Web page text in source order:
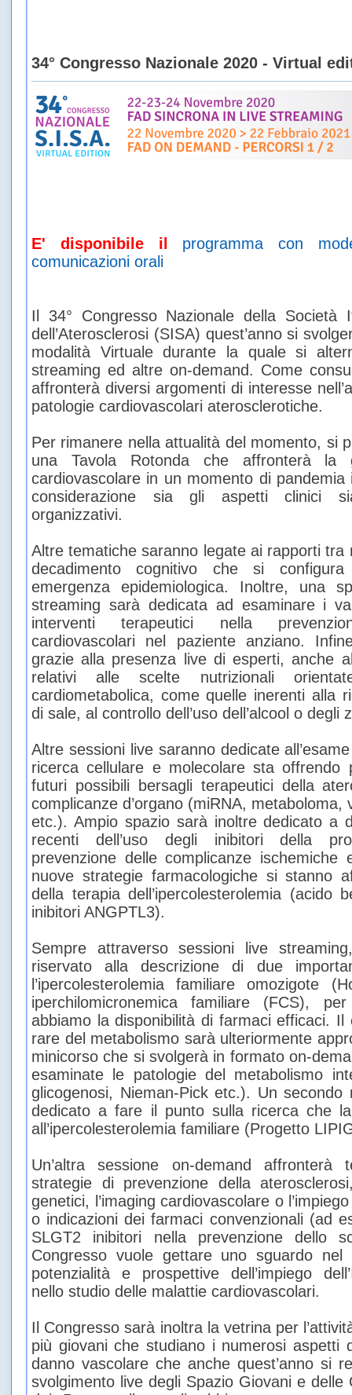
34° Congresso Nazionale 2020 - Virtual
E' disponibile il programma con
comunicazioni orali
Il 34° Congresso Nazionale della Società
dell’Aterosclerosi (SISA) quest’anno si
modalità Virtuale durante la quale si
streaming ed altre on-demand. Come
affronterà diversi argomenti di interesse
patologie cardiovascolari aterosclerotiche.
Per rimanere nella attualità del momento, si
una Tavola Rotonda che affronterà la
cardiovascolare in un momento di
considerazione sia gli aspetti clinici
organizzativi.
Altre tematiche saranno legate ai rapporti tra
decadimento cognitivo che si
emergenza epidemiologica. Inoltre, una
streaming sarà dedicata ad esaminare i
interventi terapeutici nella
cardiovascolari nel paziente anziano.
grazie alla presenza live di esperti, anche
relativi alle scelte nutrizionali
cardiometabolica, come quelle inerenti alla
di sale, al controllo dell’uso dell’alcool o degli
Altre sessioni live saranno dedicate
ricerca cellulare e molecolare sta offrendo
futuri possibili bersagli terapeutici della
complicanze d’organo (miRNA, metaboloma,
etc.). Ampio spazio sarà inoltre dedicato a
recenti dell’uso degli inibitori della
prevenzione delle complicanze ischemiche
nuove strategie farmacologiche si stanno
della terapia dell’ipercolesterolemia (acido
inibitori ANGPTL3).
Sempre attraverso sessioni live
riservato alla descrizione di due
l’ipercolesterolemia familiare omozigote
iperchilomicronemica familiare (FCS),
abbiamo la disponibilità di farmaci efficaci. Il
rare del metabolismo sarà ulteriormente
minicorso che si svolgerà in formato on-
esaminate le patologie del metabolismo
glicogenosi, Nieman-Pick etc.). Un secondo
dedicato a fare il punto sulla ricerca che
all’ipercolesterolemia familiare (Progetto
Un’altra sessione on-demand affronterà
strategie di prevenzione della
genetici, l’imaging cardiovascolare o
o indicazioni dei farmaci convenzionali (ad
SLGT2 inibitori nella prevenzione dello
Congresso vuole gettare uno sguardo nel
potenzialità e prospettive dell’impiego
nello studio delle malattie cardiovascolari.
Il Congresso sarà inoltra la vetrina per
più giovani che studiano i numerosi aspetti
danno vascolare che anche quest’anno si
svolgimento live degli Spazio Giovani e delle